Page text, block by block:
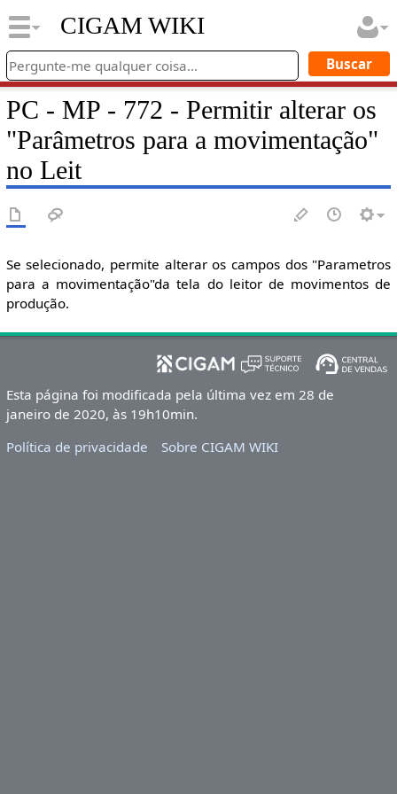
CIGAM WIKI
PC - MP - 772 - Permitir alterar os
"Parâmetros para a movimentação"
no Leit
Se selecionado, permite alterar os campos dos "Parametros
para a movimentação"da tela do leitor de movimentos de
produção.
Esta página foi modificada pela última vez em 28 de
janeiro de 2020, às 19h10min.
Política de privacidade
Sobre CIGAM WIKI